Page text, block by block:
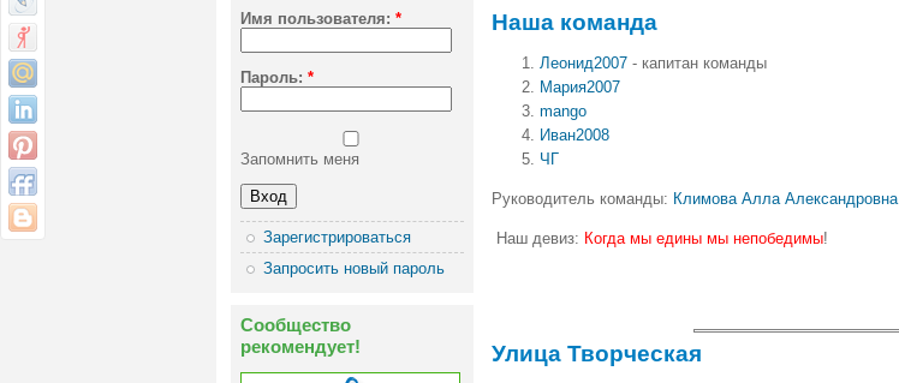
Имя пользователя: *
Пароль: *
Запомнить меня
Зарегистрироваться
Запросить новый пароль
Сообщество
рекомендует!
Наша команда
Леонид2007- капитан команды
Мария2007
mango
Иван2008
ЧГ
Руководитель команды: Климова Алла Александровна
Наш девиз: Когда мы едины мы непобедимы!
Улица Творческая